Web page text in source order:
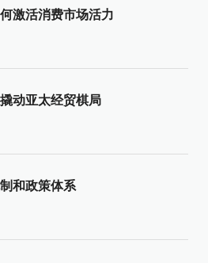
激活消费市场活力
动亚太经贸棋局
和政策体系